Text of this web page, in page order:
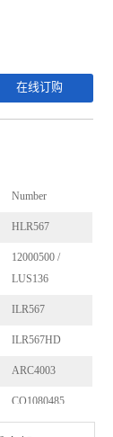
在线订购
Number
HLR567
12000500 /
LUS136
ILR567
ILR567HD
ARC4003
CQ1080485